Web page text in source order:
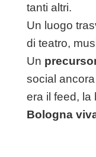
tanti altri.
Un luogo
di teatro,
Un
social
era il feed, la
Bologna